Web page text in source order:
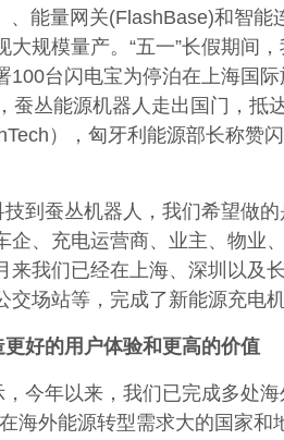
、能量网关(FlashBase)和智
大规模量产。“五一”长假期间
100台闪电宝为停泊在上海国
蚕丛能源机器人走出国门，抵
），匈牙利能源部长称赞
技到蚕丛机器人，我们希望做
企、充电运营商、业主、物业
来我们已经在上海、深圳以及
交场站等，完成了新能源充电机
更好的用户体验和更高的价值
，今年以来，我们已完成多处
海外能源转型需求大的国家